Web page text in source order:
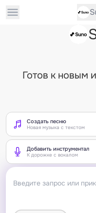
Готов к новым
Создать песню
Новая музыка с текстом
Добавить инструментал
К дорожке с вокалом